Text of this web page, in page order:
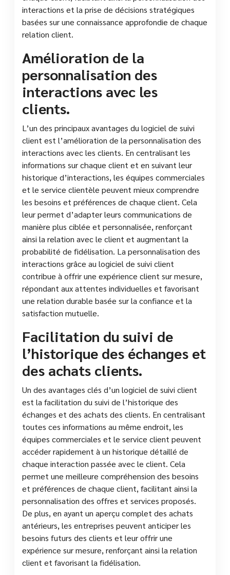
interactions et la prise de décisions stratégiques
basées sur une connaissance approfondie de chaque
relation client.
Amélioration de la
personnalisation des
interactions avec les
clients.
L’un des principaux avantages du logiciel de suivi
client est l’amélioration de la personnalisation des
interactions avec les clients. En centralisant les
informations sur chaque client et en suivant leur
historique d’interactions, les équipes commerciales
et le service clientèle peuvent mieux comprendre
les besoins et préférences de chaque client. Cela
leur permet d’adapter leurs communications de
manière plus ciblée et personnalisée, renforçant
ainsi la relation avec le client et augmentant la
probabilité de fidélisation. La personnalisation des
interactions grâce au logiciel de suivi client
contribue à offrir une expérience client sur mesure,
répondant aux attentes individuelles et favorisant
une relation durable basée sur la confiance et la
satisfaction mutuelle.
Facilitation du suivi de
l’historique des échanges et
des achats clients.
Un des avantages clés d’un logiciel de suivi client
est la facilitation du suivi de l’historique des
échanges et des achats des clients. En centralisant
toutes ces informations au même endroit, les
équipes commerciales et le service client peuvent
accéder rapidement à un historique détaillé de
chaque interaction passée avec le client. Cela
permet une meilleure compréhension des besoins
et préférences de chaque client, facilitant ainsi la
personnalisation des offres et services proposés.
De plus, en ayant un aperçu complet des achats
antérieurs, les entreprises peuvent anticiper les
besoins futurs des clients et leur offrir une
expérience sur mesure, renforçant ainsi la relation
client et favorisant la fidélisation.